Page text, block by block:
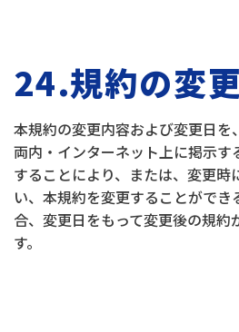
24.規約の変
本規約の変更内容および変更日
両内・インターネット上に掲示す
することにより、または、変更時
い、本規約を変更することができ
合、変更日をもって変更後の規約
す。